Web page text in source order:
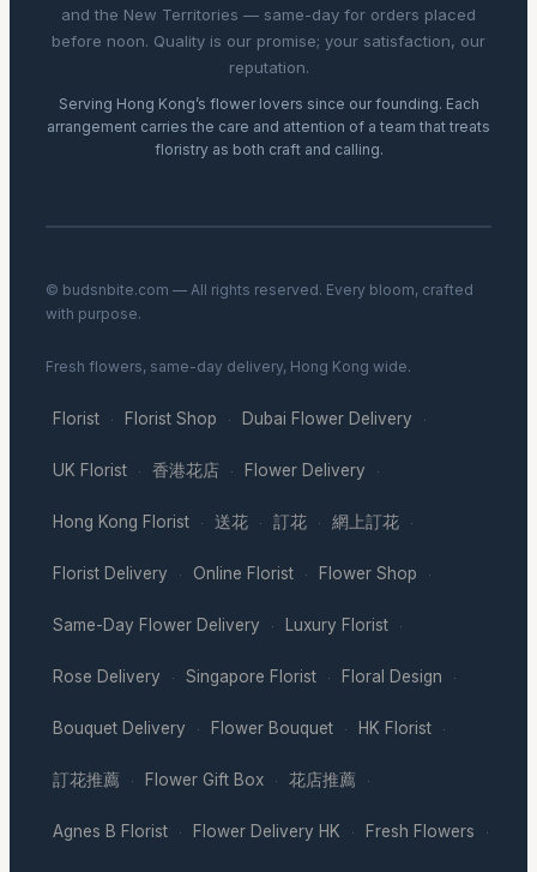
and the New Territories — same-day for orders placed
before noon. Quality is our promise; your satisfaction, our
reputation.
Serving Hong Kong’s flower lovers since our founding. Each
arrangement carries the care and attention of a team that treats
floristry as both craft and calling.
© budsnbite.com — All rights reserved. Every bloom, crafted
with purpose.
Fresh flowers, same-day delivery, Hong Kong wide.
Florist · Florist Shop · Dubai Flower Delivery ·
UK Florist · 香港花店 · Flower Delivery ·
Hong Kong Florist · 送花 · 訂花 · 網上訂花 ·
Florist Delivery · Online Florist · Flower Shop ·
Same-Day Flower Delivery · Luxury Florist ·
Rose Delivery · Singapore Florist · Floral Design ·
Bouquet Delivery · Flower Bouquet · HK Florist ·
訂花推薦 · Flower Gift Box · 花店推薦 ·
Agnes B Florist · Flower Delivery HK · Fresh Flowers ·